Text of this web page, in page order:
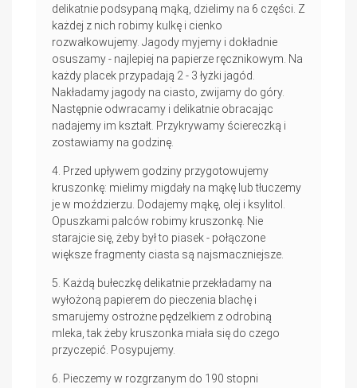
delikatnie podsypaną mąką, dzielimy na 6 części. Z
każdej z nich robimy kulkę i cienko
rozwałkowujemy. Jagody myjemy i dokładnie
osuszamy - najlepiej na papierze ręcznikowym. Na
każdy placek przypadają 2 - 3 łyżki jagód.
Nakładamy jagody na ciasto, zwijamy do góry.
Następnie odwracamy i delikatnie obracając
nadajemy im kształt. Przykrywamy ściereczką i
zostawiamy na godzinę.
Przed upływem godziny przygotowujemy
kruszonkę: mielimy migdały na mąkę lub tłuczemy
je w moździerzu. Dodajemy mąkę, olej i ksylitol.
Opuszkami palców robimy kruszonkę. Nie
starajcie się, żeby był to piasek - połączone
większe fragmenty ciasta są najsmaczniejsze.
Każdą bułeczkę delikatnie przekładamy na
wyłożoną papierem do pieczenia blachę i
smarujemy ostrożne pędzelkiem z odrobiną
mleka, tak żeby kruszonka miała się do czego
przyczepić. Posypujemy.
Pieczemy w rozgrzanym do 190 stopni